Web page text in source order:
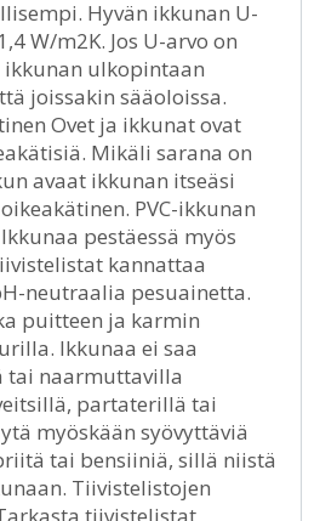
Hyvän ikkunan U-
W/m2K. Jos U-arvo on
ikkunan ulkopintaan
joissakin sääoloissa.
Ovet ja ikkunat ovat
Mikäli sarana on
avaat ikkunan itseäsi
PVC-ikkunan
pestäessä myös
kannattaa
neutraalia pesuainetta.
puitteen ja karmin
Ikkunaa ei saa
tai naarmuttavilla
partaterillä tai
myöskään syövyttäviä
tai bensiiniä, sillä niistä
Tiivistelistojen